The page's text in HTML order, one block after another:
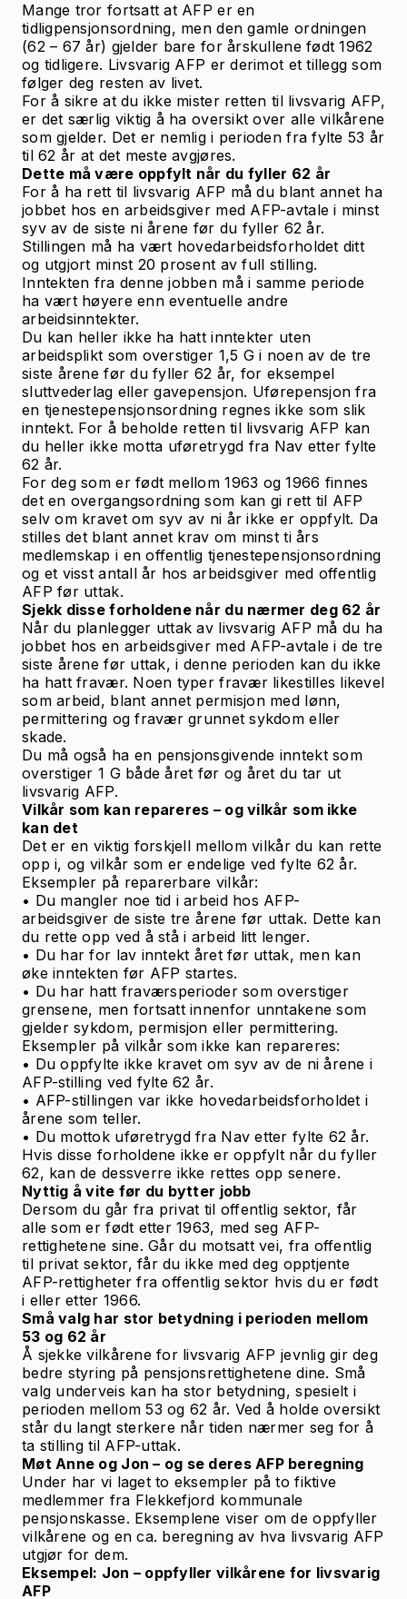
Mange tror fortsatt at AFP er en
tidligpensjonsordning, men den gamle ordningen
(62 – 67 år) gjelder bare for årskullene født 1962
og tidligere. Livsvarig AFP er derimot et tillegg som
følger deg resten av livet.
For å sikre at du ikke mister retten til livsvarig AFP,
er det særlig viktig å ha oversikt over alle vilkårene
som gjelder. Det er nemlig i perioden fra fylte 53 år
til 62 år at det meste avgjøres.
Dette må være oppfylt når du fyller 62 år
For å ha rett til livsvarig AFP må du blant annet ha
jobbet hos en arbeidsgiver med AFP-avtale i minst
syv av de siste ni årene før du fyller 62 år.
Stillingen må ha vært hovedarbeidsforholdet ditt
og utgjort minst 20 prosent av full stilling.
Inntekten fra denne jobben må i samme periode
ha vært høyere enn eventuelle andre
arbeidsinntekter.
Du kan heller ikke ha hatt inntekter uten
arbeidsplikt som overstiger 1,5 G i noen av de tre
siste årene før du fyller 62 år, for eksempel
sluttvederlag eller gavepensjon. Uførepensjon fra
en tjenestepensjonsordning regnes ikke som slik
inntekt. For å beholde retten til livsvarig AFP kan
du heller ikke motta uføretrygd fra Nav etter fylte
62 år.
For deg som er født mellom 1963 og 1966 finnes
det en overgangsordning som kan gi rett til AFP
selv om kravet om syv av ni år ikke er oppfylt. Da
stilles det blant annet krav om minst ti års
medlemskap i en offentlig tjenestepensjonsordning
og et visst antall år hos arbeidsgiver med offentlig
AFP før uttak.
Sjekk disse forholdene når du nærmer deg 62 år
Når du planlegger uttak av livsvarig AFP må du ha
jobbet hos en arbeidsgiver med AFP-avtale i de tre
siste årene før uttak, i denne perioden kan du ikke
ha hatt fravær. Noen typer fravær likestilles likevel
som arbeid, blant annet permisjon med lønn,
permittering og fravær grunnet sykdom eller
skade.
Du må også ha en pensjonsgivende inntekt som
overstiger 1 G både året før og året du tar ut
livsvarig AFP.
Vilkår som kan repareres – og vilkår som ikke
kan det
Det er en viktig forskjell mellom vilkår du kan rette
opp i, og vilkår som er endelige ved fylte 62 år.
Eksempler på reparerbare vilkår:
• Du mangler noe tid i arbeid hos AFP-
arbeidsgiver de siste tre årene før uttak. Dette kan
du rette opp ved å stå i arbeid litt lenger.
• Du har for lav inntekt året før uttak, men kan
øke inntekten før AFP startes.
• Du har hatt fraværsperioder som overstiger
grensene, men fortsatt innenfor unntakene som
gjelder sykdom, permisjon eller permittering.
Eksempler på vilkår som ikke kan repareres:
• Du oppfylte ikke kravet om syv av de ni årene i
AFP-stilling ved fylte 62 år.
• AFP-stillingen var ikke hovedarbeidsforholdet i
årene som teller.
• Du mottok uføretrygd fra Nav etter fylte 62 år.
Hvis disse forholdene ikke er oppfylt når du fyller
62, kan de dessverre ikke rettes opp senere.
Nyttig å vite før du bytter jobb
Dersom du går fra privat til offentlig sektor, får
alle som er født etter 1963, med seg AFP-
rettighetene sine. Går du motsatt vei, fra offentlig
til privat sektor, får du ikke med deg opptjente
AFP-rettigheter fra offentlig sektor hvis du er født
i eller etter 1966.
Små valg har stor betydning i perioden mellom
53 og 62 år
Å sjekke vilkårene for livsvarig AFP jevnlig gir deg
bedre styring på pensjonsrettighetene dine. Små
valg underveis kan ha stor betydning, spesielt i
perioden mellom 53 og 62 år. Ved å holde oversikt
står du langt sterkere når tiden nærmer seg for å
ta stilling til AFP-uttak.
Møt Anne og Jon – og se deres AFP beregning
Under har vi laget to eksempler på to fiktive
medlemmer fra Flekkefjord kommunale
pensjonskasse. Eksemplene viser om de oppfyller
vilkårene og en ca. beregning av hva livsvarig AFP
utgjør for dem.
Eksempel: Jon – oppfyller vilkårene for livsvarig
AFP